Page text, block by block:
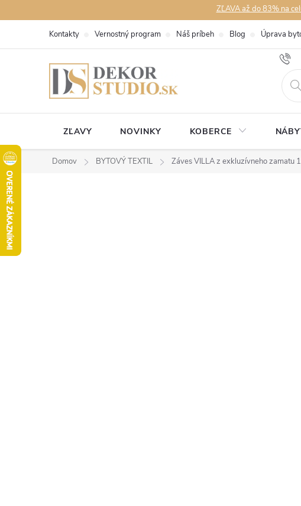
na
ZĽAVA až do 83% na
Kontakty Vernostný program Náš príbeh Blog Úprava
ZĽAVY NOVINKY KOBERCE
Domov BYTOVÝ TEXTIL Záves VILLA z exkluzívneho zamatu